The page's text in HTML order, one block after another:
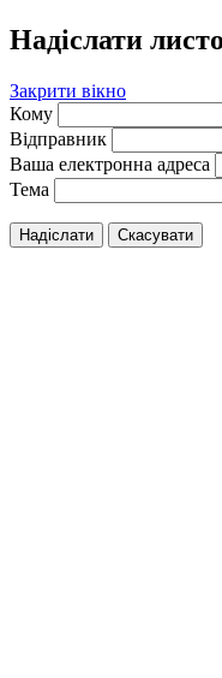
Надіслати
Закрити вікно
Кому
Відправник
Ваша електронна адреса
Тема
Надіслати Скасувати